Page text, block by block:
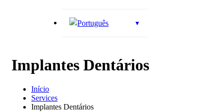
Implantes Dentários
Início
Services
Implantes Dentários